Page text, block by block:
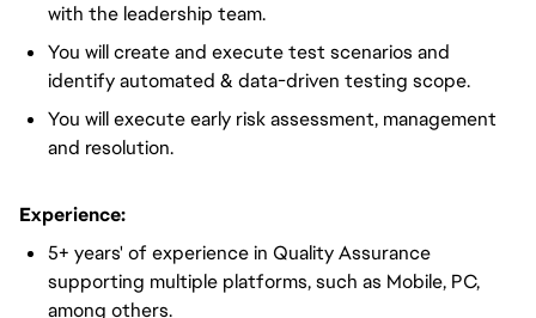
with the leadership team.
You will create and execute test scenarios and
identify automated & data-driven testing scope.
You will execute early risk assessment, management
and resolution.
Experience:
5+ years' of experience in Quality Assurance
supporting multiple platforms, such as Mobile, PC,
among others.